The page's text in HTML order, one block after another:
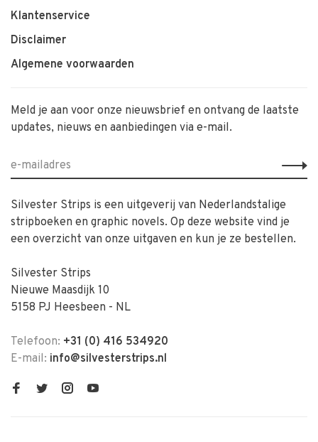
Klantenservice
Disclaimer
Algemene voorwaarden
Meld je aan voor onze nieuwsbrief en ontvang de laatste
updates, nieuws en aanbiedingen via e-mail.
Silvester Strips is een uitgeverij van Nederlandstalige
stripboeken en graphic novels. Op deze website vind je
een overzicht van onze uitgaven en kun je ze bestellen.
Silvester Strips
Nieuwe Maasdijk 10
5158 PJ Heesbeen - NL
Telefoon: +31 (0) 416 534920
E-mail: info@silvesterstrips.nl